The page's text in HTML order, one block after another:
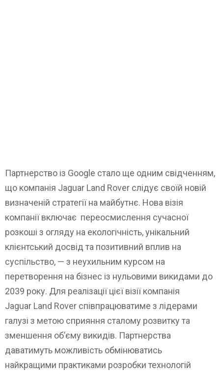
Партнерство із Google стало ще одним свідченням,
що компанія Jaguar Land Rover слідує своїй новій
визначеній стратегії на майбутнє. Нова візія
компанії включає переосмислення сучасної
розкоші з огляду на екологічність, унікальний
клієнтський досвід та позитивний вплив на
суспільство, — з неухильним курсом на
перетворення на бізнес із нульовими викидами до
2039 року. Для реалізації цієї візії компанія
Jaguar Land Rover співпрацюватиме з лідерами
галузі з метою сприяння сталому розвитку та
зменшення об’єму викидів. Партнерства
даватимуть можливість обмінюватись
найкращими практиками розробки технологій